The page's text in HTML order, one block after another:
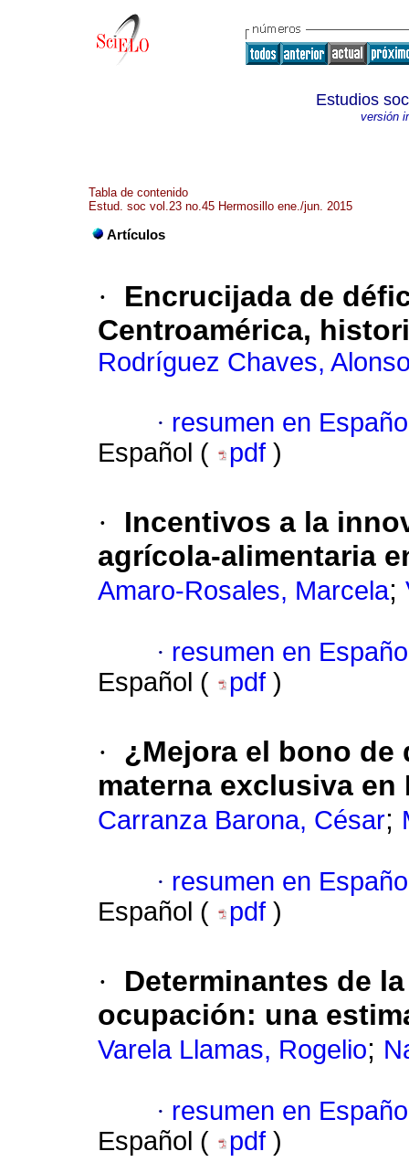
Estudios
versión
Tabla de contenido
Estud. soc vol.23 no.45 Hermosillo ene./jun. 2015
Artículos
·
Encrucijada de
Centroamérica,
Rodríguez Chaves,
· resumen en
Español (
pdf )
·
Incentivos a la
agrícola-alimentaria
Amaro-Rosales, Marcela;
· resumen en
Español (
pdf )
·
¿Mejora el bono
materna exclusiva en
Carranza Barona, César;
· resumen en
Español (
pdf )
·
Determinantes de
ocupación: una
Varela Llamas, Rogelio;
· resumen en
Español (
pdf )